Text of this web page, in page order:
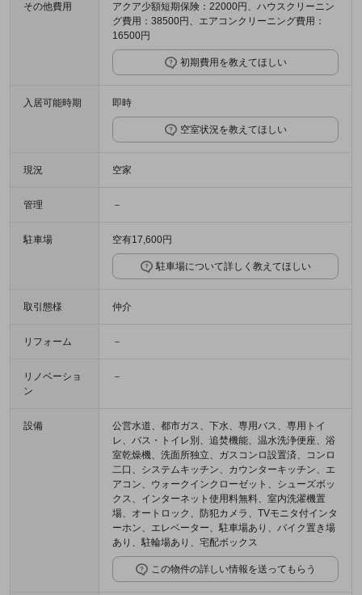
その他費用
アクア少額短期保険：22000円、ハウスクリーニン
グ費用：38500円、エアコンクリーニング費用：
16500円
初期費用を教えてほしい
入居可能時期 即時
空室状況を教えてほしい
現況 空家
管理 －
駐車場 空有17,600円
駐車場について詳しく教えてほしい
取引態様 仲介
リフォーム －
リノベーショ
ン
－
設備
公営水道、都市ガス、下水、専用バス、専用トイ
レ、バス・トイレ別、追焚機能、温水洗浄便座、浴
室乾燥機、洗面所独立、ガスコンロ設置済、コンロ
二口、システムキッチン、カウンターキッチン、エ
アコン、ウォークインクローゼット、シューズボッ
クス、インターネット使用料無料、室内洗濯機置
場、オートロック、防犯カメラ、TVモニタ付インタ
ーホン、エレベーター、駐車場あり、バイク置き場
あり、駐輪場あり、宅配ボックス
この物件の詳しい情報を送ってもらう